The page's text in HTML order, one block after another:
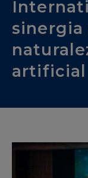
sinergia
artificial